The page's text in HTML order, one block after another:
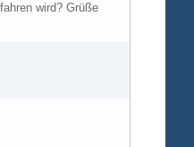
wird? Grüße